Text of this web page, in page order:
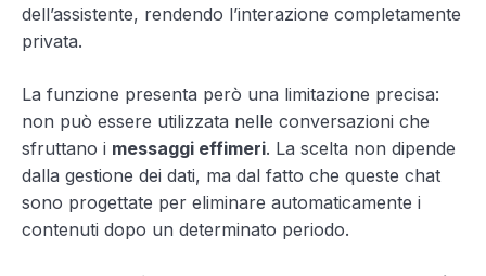
dell’assistente, rendendo l’interazione completamente
privata.
La funzione presenta però una limitazione precisa:
non può essere utilizzata nelle conversazioni che
sfruttano i messaggi effimeri. La scelta non dipende
dalla gestione dei dati, ma dal fatto che queste chat
sono progettate per eliminare automaticamente i
contenuti dopo un determinato periodo.